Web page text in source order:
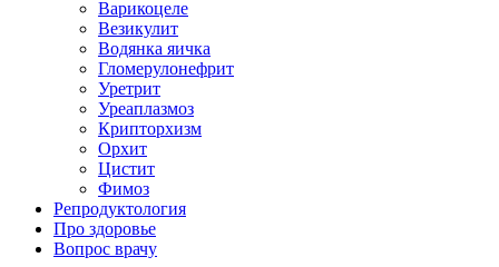
Варикоцеле
Везикулит
Водянка яичка
Гломерулонефрит
Уретрит
Уреаплазмоз
Крипторхизм
Орхит
Цистит
Фимоз
Репродуктология
Про здоровье
Вопрос врачу